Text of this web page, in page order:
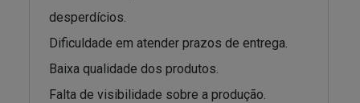
desperdícios.
Dificuldade em atender prazos de entrega.
Baixa qualidade dos produtos.
Falta de visibilidade sobre a produção.